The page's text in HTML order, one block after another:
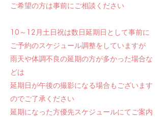
ご希望の方は事前にご相談ください
10～12月土日祝は数日延期日として事前に
ご予約のスケジュール調整をしていますが
​雨天や体調不良の延期の方が多かった場合な
どは
延期日が午後の撮影になる場合もございます
のでご了承ください
延期になった方優先スケジュールにてご案内